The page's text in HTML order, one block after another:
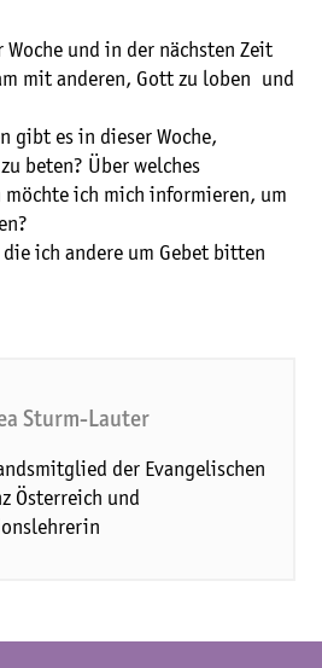
Woche und in der nächsten Zeit
mit anderen, Gott zu loben und
gibt es in dieser Woche,
beten? Über welches
möchte ich mich informieren, um
ich andere um Gebet bitten
Sturm-Lauter
der Evangelischen
Österreich und